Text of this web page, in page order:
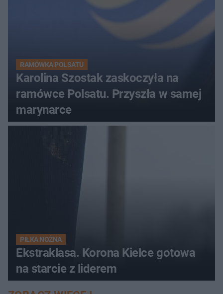
RAMÓWKA POLSATU
Karolina Szostak zaskoczyła na
ramówce Polsatu. Przyszła w samej
marynarce
PIŁKA NOŻNA
Ekstraklasa. Korona Kielce gotowa
na starcie z liderem